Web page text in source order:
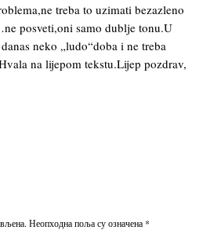
treba to uzimati bezazleno
posveti,oni samo dublje tonu.U
neko „ludo“doba i ne treba
na lijepom tekstu.Lijep pozdrav,
Неопходна поља су означена *